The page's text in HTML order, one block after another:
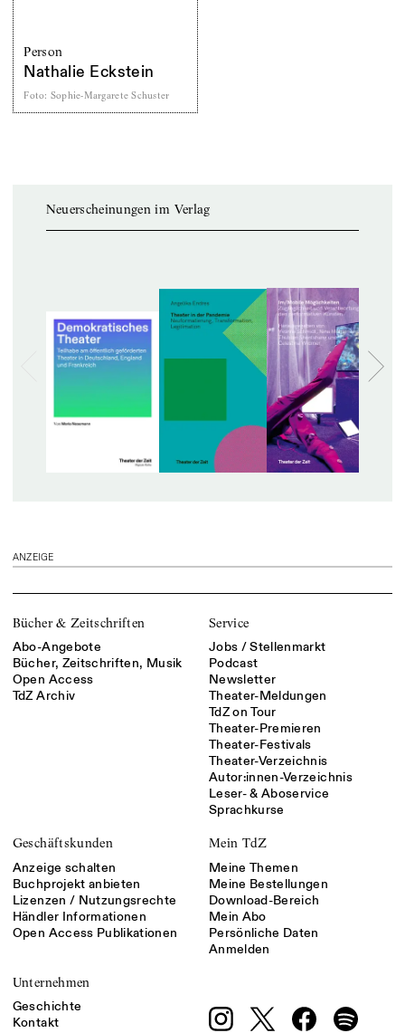
Person
Nathalie Eckstein
Foto: Sophie-Margarete Schuster
Neuerscheinungen im Verlag
ANZEIGE
Bücher & Zeitschriften
Abo-Angebote
Bücher, Zeitschriften, Musik
Open Access
TdZ Archiv
Service
Jobs / Stellenmarkt
Podcast
Newsletter
Theater-Meldungen
TdZ on Tour
Theater-Premieren
Theater-Festivals
Theater-Verzeichnis
Autor:innen-Verzeichnis
Leser- & Aboservice
Sprachkurse
Geschäftskunden
Anzeige schalten
Buchprojekt anbieten
Lizenzen / Nutzungsrechte
Händler Informationen
Open Access Publikationen
Mein TdZ
Meine Themen
Meine Bestellungen
Download-Bereich
Mein Abo
Persönliche Daten
Anmelden
Unternehmen
Geschichte
Kontakt